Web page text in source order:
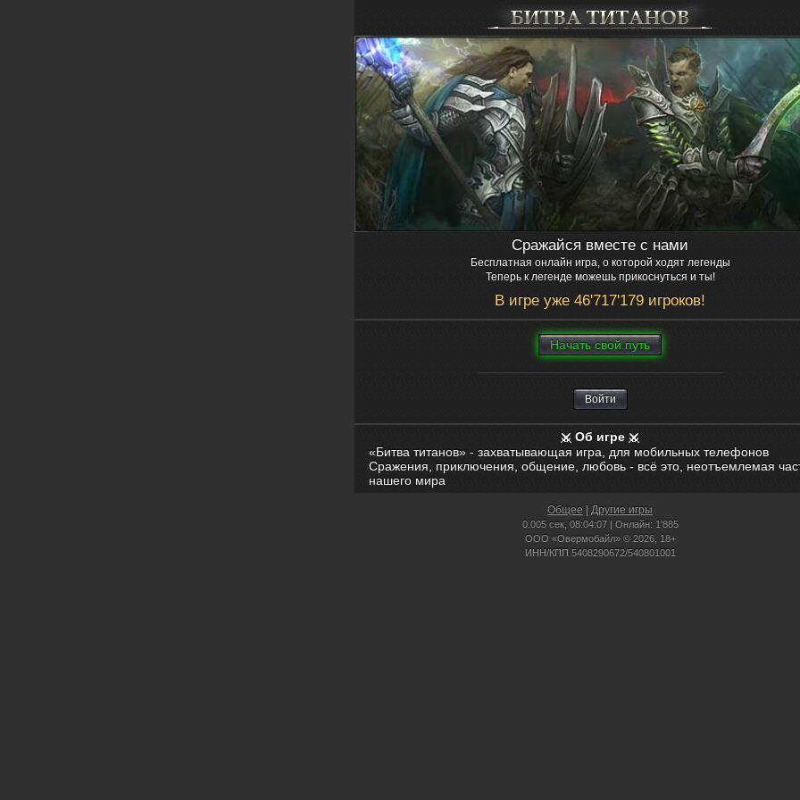
Сражайся вместе с нами
Бесплатная онлайн игра, о которой ходят легенды
Теперь к легенде можешь прикоснуться и ты!
В игре уже 46'717'179 игроков!
Нaчaть свой путь
Войти
Об игре
«Битва титанов» - захватывающая игра, для мобильных телефонов
Сражения, приключения, общение, любовь - всё это, неотъемлемая
нашего мира
Общее Другие игры
0.005 сек, 08:04:07 | Онлайн: 1'885
ООО «Овермобайл» © 2026, 18+
ИНН/КПП 5408290672/540801001